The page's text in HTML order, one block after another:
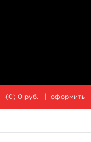
(0) 0 руб. оформить